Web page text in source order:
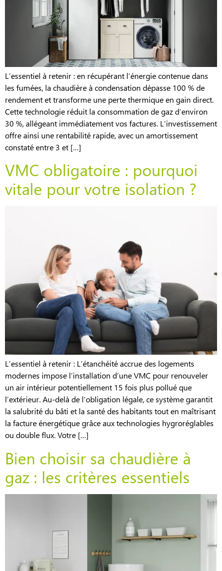
L’essentiel à retenir : en récupérant l’énergie contenue dans
les fumées, la chaudière à condensation dépasse 100 % de
rendement et transforme une perte thermique en gain direct.
Cette technologie réduit la consommation de gaz d’environ
30 %, allégeant immédiatement vos factures. L’investissement
offre ainsi une rentabilité rapide, avec un amortissement
constaté entre 3 et […]
VMC obligatoire : pourquoi
vitale pour votre isolation ?
L’essentiel à retenir : L’étanchéité accrue des logements
modernes impose l’installation d’une VMC pour renouveler
un air intérieur potentiellement 15 fois plus pollué que
l’extérieur. Au-delà de l’obligation légale, ce système garantit
la salubrité du bâti et la santé des habitants tout en maîtrisant
la facture énergétique grâce aux technologies hygroréglables
ou double flux. Votre […]
Bien choisir sa chaudière à
gaz : les critères essentiels